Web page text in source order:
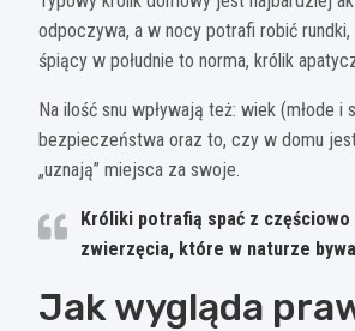
odpoczywa, a w nocy potrafi robić
śpiący w południe to norma, królik
Na ilość snu wpływają też: wiek
bezpieczeństwa oraz to, czy w domu
„uznają” miejsca za swoje.
Króliki potrafią spać z
zwierzęcia, które w naturze
Jak wygląda